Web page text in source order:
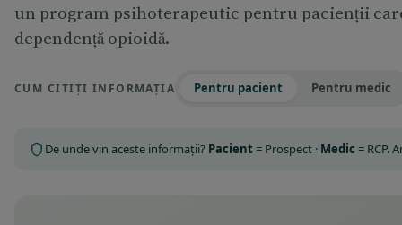
un program psihoterapeutic pentru pacienţii
dependenţă opioidă.
CUM CITIȚI INFORMAȚIA Pentru pacient Pentru medic
De unde vin aceste informații? Pacient = Prospect · Medic = RCP.